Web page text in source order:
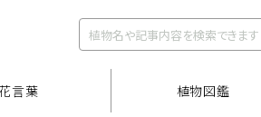
言葉 植物図鑑